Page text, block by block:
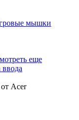
мышки
еще
ввода
Acer